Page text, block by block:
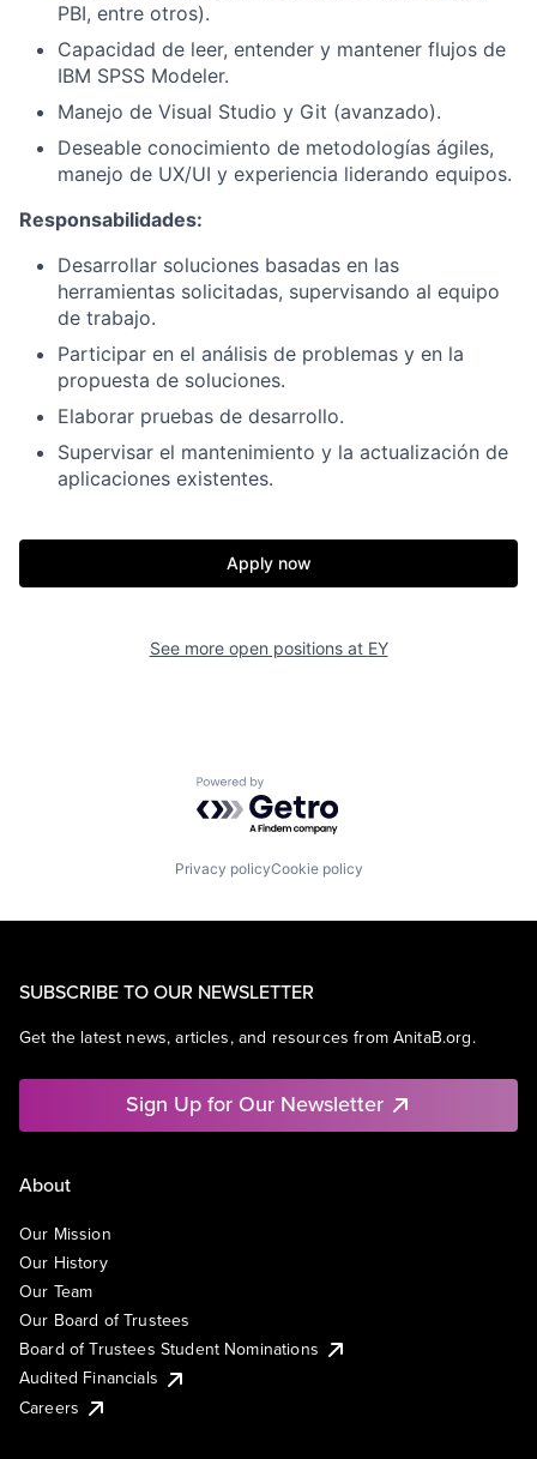
PBI, entre otros).
Capacidad de leer, entender y mantener flujos de
IBM SPSS Modeler.
Manejo de Visual Studio y Git (avanzado).
Deseable conocimiento de metodologías ágiles,
manejo de UX/UI y experiencia liderando equipos.
Responsabilidades:
Desarrollar soluciones basadas en las
herramientas solicitadas, supervisando al equipo
de trabajo.
Participar en el análisis de problemas y en la
propuesta de soluciones.
Elaborar pruebas de desarrollo.
Supervisar el mantenimiento y la actualización de
aplicaciones existentes.
Apply now
See more open positions at EY
Powered by Getro.com
Privacy policyCookie policy
SUBSCRIBE TO OUR NEWSLETTER
Get the latest news, articles, and resources from AnitaB.org.
Sign Up for Our Newsletter
About
Our Mission
Our History
Our Team
Our Board of Trustees
Board of Trustees Student Nominations
Audited Financials
Careers